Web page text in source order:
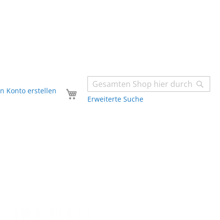
Erweiterte Suche
Dein Einkaufswagen
Konto erstellen